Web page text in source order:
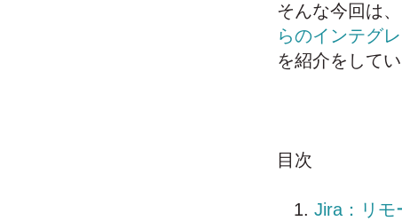
そんな今回は
らのインテグ
を紹介をして
目次
Jira：リモ